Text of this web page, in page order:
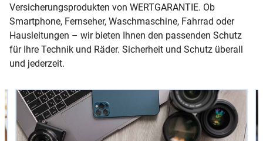
Versicherungsprodukten von WERTGARANTIE. Ob
Smartphone, Fernseher, Waschmaschine, Fahrrad oder
Hausleitungen – wir bieten Ihnen den passenden Schutz
für Ihre Technik und Räder. Sicherheit und Schutz überall
und jederzeit.
Slider
Instructions